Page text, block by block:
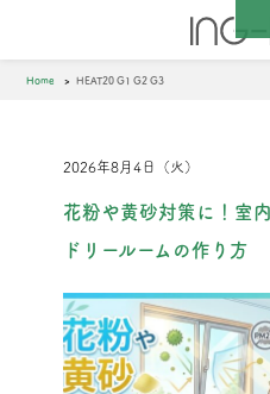
Home HEAT20 G1 G2 G3
2026年8月4日（火）
花粉や黄砂対策に！室
ドリールームの作り方